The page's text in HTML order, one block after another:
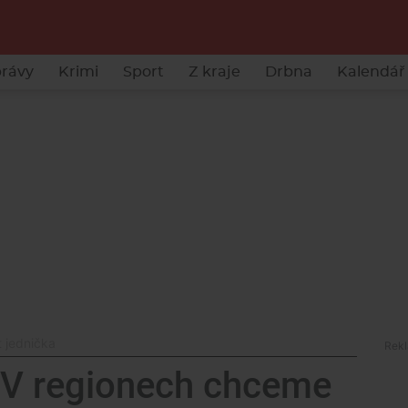
Krimi Sport Z kraje Drbna Kalendář
regionech chceme